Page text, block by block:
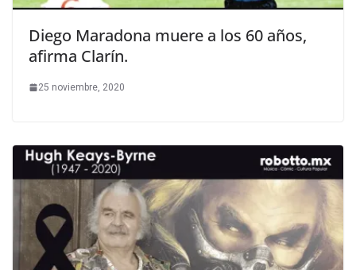
Diego Maradona muere a los 60 años,
afirma Clarín.
25 noviembre, 2020